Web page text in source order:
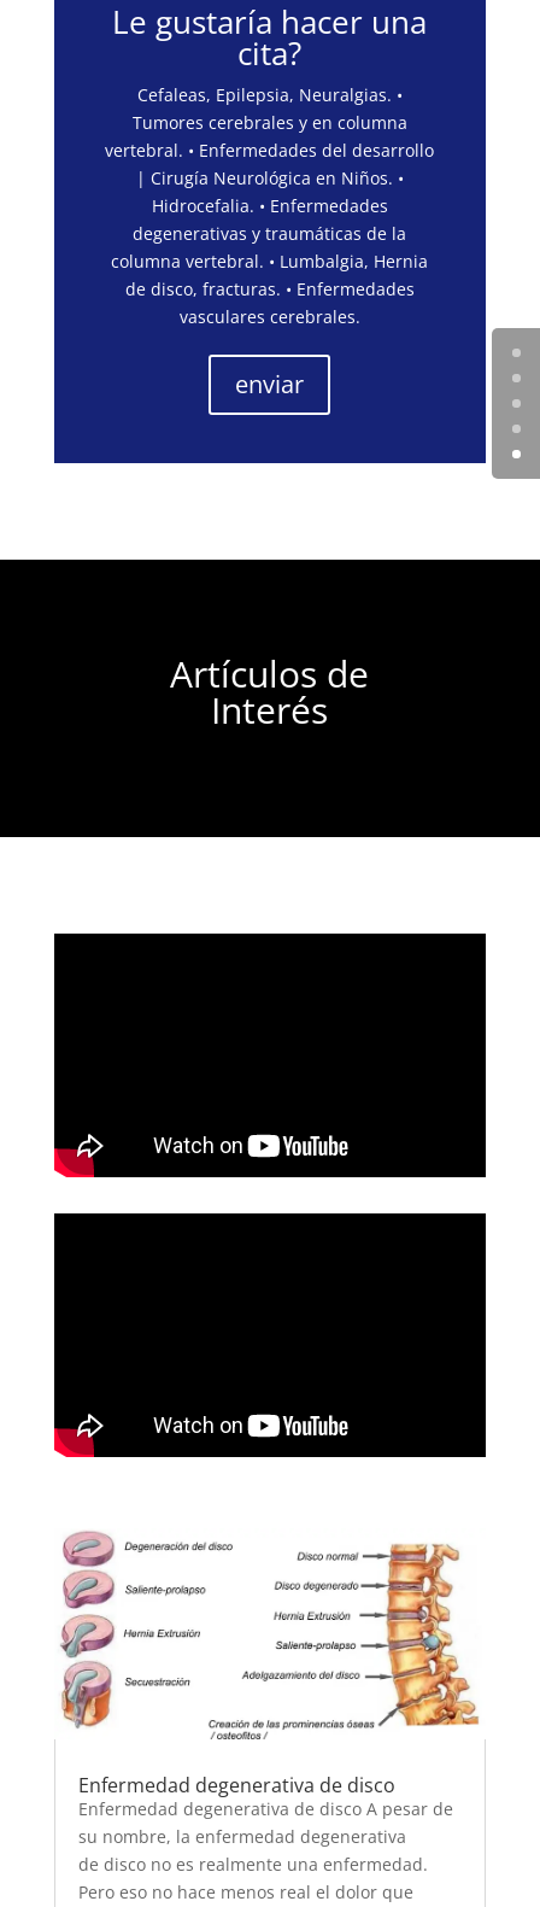
Le gustaría hacer una
cita?
Cefaleas, Epilepsia, Neuralgias. •
Tumores cerebrales y en columna
vertebral. • Enfermedades del desarrollo
| Cirugía Neurológica en Niños. •
Hidrocefalia. • Enfermedades
degenerativas y traumáticas de la
columna vertebral. • Lumbalgia, Hernia
de disco, fracturas. • Enfermedades
vasculares cerebrales.
enviar
Artículos de
Interés
Enfermedad degenerativa de disco
Enfermedad degenerativa de disco A pesar de
su nombre, la enfermedad degenerativa
de disco no es realmente una enfermedad.
Pero eso no hace menos real el dolor que